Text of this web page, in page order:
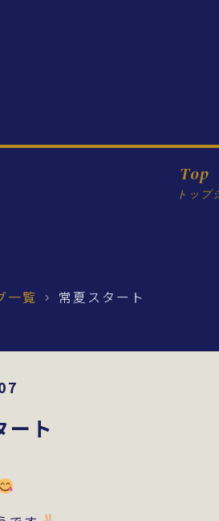
Top
トップ
一覧 › 常夏スタート
ート